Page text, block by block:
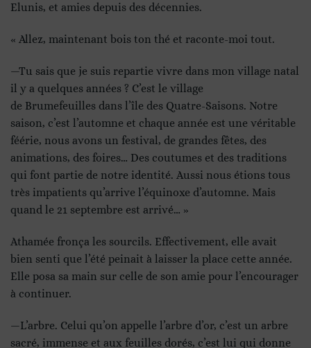
Elunis, et amies depuis des décennies.
« Allez, maintenant bois ton thé et raconte-moi tout.
—Tu sais que je suis repartie vivre dans mon village natal
il y a quelques années ? C’est le village
de Brumefeuilles dans l’île des Quatre-Saisons. Notre
saison, c’est l’automne et chaque année est une véritable
féérie, nous avons un festival, de grandes fêtes, des
animations, des foires… Des coutumes et des traditions
qui font partie de notre identité. Aussi nous étions tous
très impatients qu’arrive l’équinoxe d’automne. Mais
quand le 21 septembre est arrivé… »
Athamée fronça les sourcils. Effectivement, elle avait
bien senti que l’été peinait à laisser la place cette année.
Elle posa sa main sur celle de son amie pour l’encourager
à continuer.
—L’arbre. Celui qu’on appelle l’arbre d’or, c’est un arbre
sacré, immense et aux feuilles dorés, c’est lui qui donne